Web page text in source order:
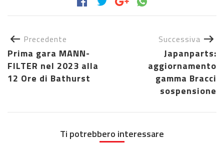
Precedente
Prima gara MANN-
FILTER nel 2023 alla
12 Ore di Bathurst
Successiva
Japanparts:
aggiornamento
gamma Bracci
sospensione
Ti potrebbero interessare